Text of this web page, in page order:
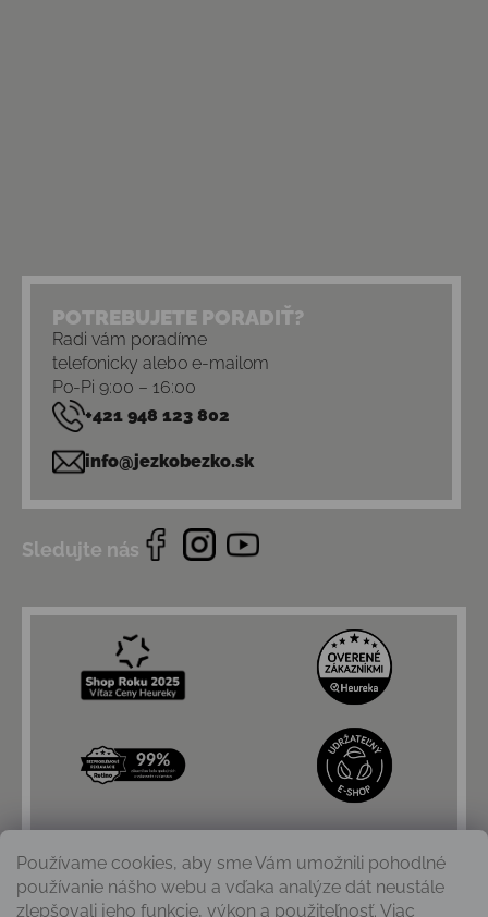
Používame cookies, aby sme Vám umožnili pohodlné
používanie nášho webu a vďaka analýze dát neustále
zlepšovali jeho funkcie, výkon a použiteľnosť. Viac
POTREBUJETE PORADIŤ?
Radi vám poradíme
telefonicky alebo e-mailom
Po-Pi 9:00 – 16:00
+421 948 123 802
info@jezkobezko.sk
Sledujte nás